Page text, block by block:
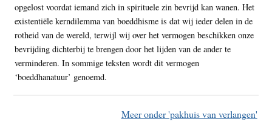
opgelost voordat iemand zich in spirituele zin bevrijd kan wanen. Het
existentiële kerndilemma van boeddhisme is dat wij ieder delen in de
rotheid van de wereld, terwijl wij over het vermogen beschikken onze
bevrijding dichterbij te brengen door het lijden van de ander te
verminderen. In sommige teksten wordt dit vermogen
‘boeddhanatuur’ genoemd.
Meer onder 'pakhuis van verlangen'